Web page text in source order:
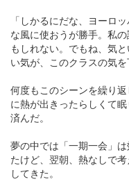
「しかるにだな、ヨーロ
な風に使おうが勝手。私
もしれない。でもね、気
い気が、このクラスの気を
何度もこのシーンを繰り
に熱が出きったらしくて
済んだ。
夢の中では「一期一会」
たけど、翌朝、熱なしで
してきた。